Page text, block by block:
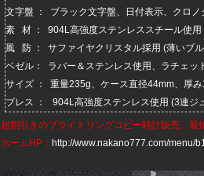
文字盤 ： ブラック文字盤、日付表示、クロノ
素 材 ： 904L高強度ステンレススチール使用
風 防 ： サファイヤクリスタル採用 (薄いブル
ベゼル： ラバー＆ステンレス使用、ラチェッ
サイズ ： 重量235g、ケース直径44mm、厚
ブレス ： 904L高強度ステンレス使用 (3連ジ
超割引きのブライトリングコピー時計販売、最
ホームHP： http://www.nakano777.com/menu/